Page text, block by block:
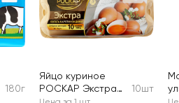
180г
Яйцо куриное
РОСКАР Экстра
10шт